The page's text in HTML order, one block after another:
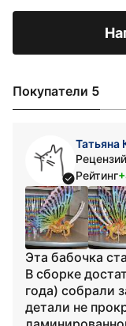
Покупатели 5
Рецензий
Рейтинг
Эта бабочка
В сборке
года) собрали
детали не